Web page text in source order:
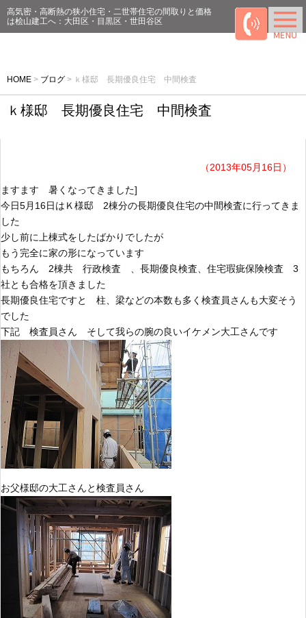
高気密・高断熱の狭小住宅・二世帯住宅の間取りと価格
は桧山建工へ：大田区・目黒区・世田谷区
HOME > ブログ > ｋ様邸 長期優良住宅 中間検査
ｋ様邸 長期優良住宅 中間検査
（2013年05月16日）
ますます 暑くなってきました]
今日5月16日はＫ様邸 2棟分の長期優良住宅の中間検査に行ってきま
した
少し前に上棟式をしたばかりでしたが
もう完全に家の形になっています
もちろん 2棟共 行政検査 、長期優良検査、住宅瑕疵保険検査 3
社とも合格を頂きました
長期優良住宅ですと 柱、梁などの本数も多く検査員さんも大変そう
でした
下記 検査員さん そして我らの腕の良いイケメン大工さんです
お父様邸の大工さんと検査員さん